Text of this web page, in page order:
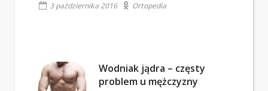
3 października 2016 Ortopedia
Wodniak jądra – częsty
problem u mężczyzny